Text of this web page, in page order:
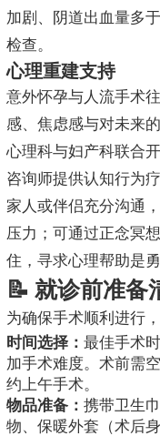
加剧、阴道出血量多
检查。
心理重建支持
意外怀孕与人流手术
感、焦虑感与对未来
心理科与妇产科联合
咨询师提供认知行为
家人或伴侣充分沟通
压力；可通过正念冥
住，寻求心理帮助是
📝 就诊前准备
为确保手术顺利进行
时间选择： 最佳手术
加手术难度。术前需
约上午手术。
物品准备： 携带卫生
物、保暖外套（术后